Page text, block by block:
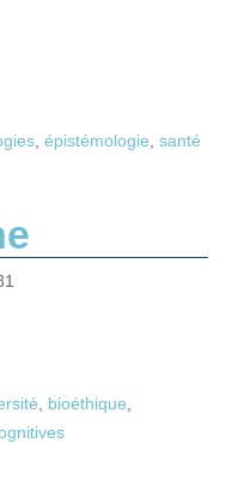
, épistémologie, santé
, bioéthique,